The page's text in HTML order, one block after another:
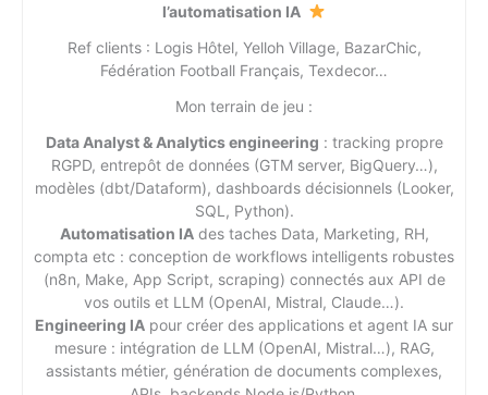
l’automatisation IA
Ref clients : Logis Hôtel, Yelloh Village, BazarChic,
Fédération Football Français, Texdecor…
Mon terrain de jeu :
Data Analyst & Analytics engineering : tracking propre
RGPD, entrepôt de données (GTM server, BigQuery…),
modèles (dbt/Dataform), dashboards décisionnels (Looker,
SQL, Python).
Automatisation IAdes taches Data, Marketing, RH,
compta etc : conception de workflows intelligents robustes
(n8n, Make, App Script, scraping) connectés aux API de
vos outils et LLM (OpenAI, Mistral, Claude…).
Engineering IA pour créer des applications et agent IA sur
mesure : intégration de LLM (OpenAI, Mistral…), RAG,
assistants métier, génération de documents complexes,